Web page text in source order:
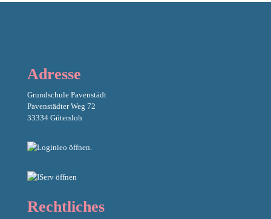
Adresse
Grundschule Pavenstädt
Pavenstädter Weg 72
33334 Gütersloh
Rechtliches